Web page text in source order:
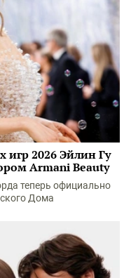
2026 Эйлин Гу
Armani Beauty
теперь официально
Дома